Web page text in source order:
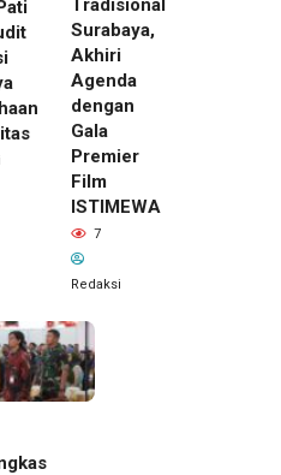
Tradisional
Surabaya,
Akhiri
Agenda
dengan
Gala
Premier
Film
ISTIMEWA
7
Redaksi